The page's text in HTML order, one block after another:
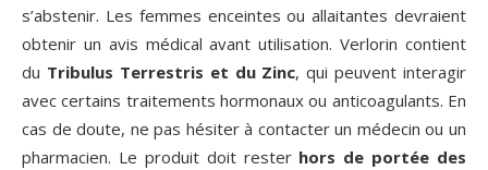
s’abstenir. Les femmes enceintes ou allaitantes devraient
obtenir un avis médical avant utilisation. Verlorin contient
du Tribulus Terrestris et du Zinc, qui peuvent interagir
avec certains traitements hormonaux ou anticoagulants. En
cas de doute, ne pas hésiter à contacter un médecin ou un
pharmacien. Le produit doit rester hors de portée des